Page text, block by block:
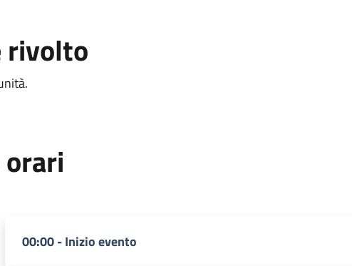
rivolto
orari
00:00 - Inizio evento